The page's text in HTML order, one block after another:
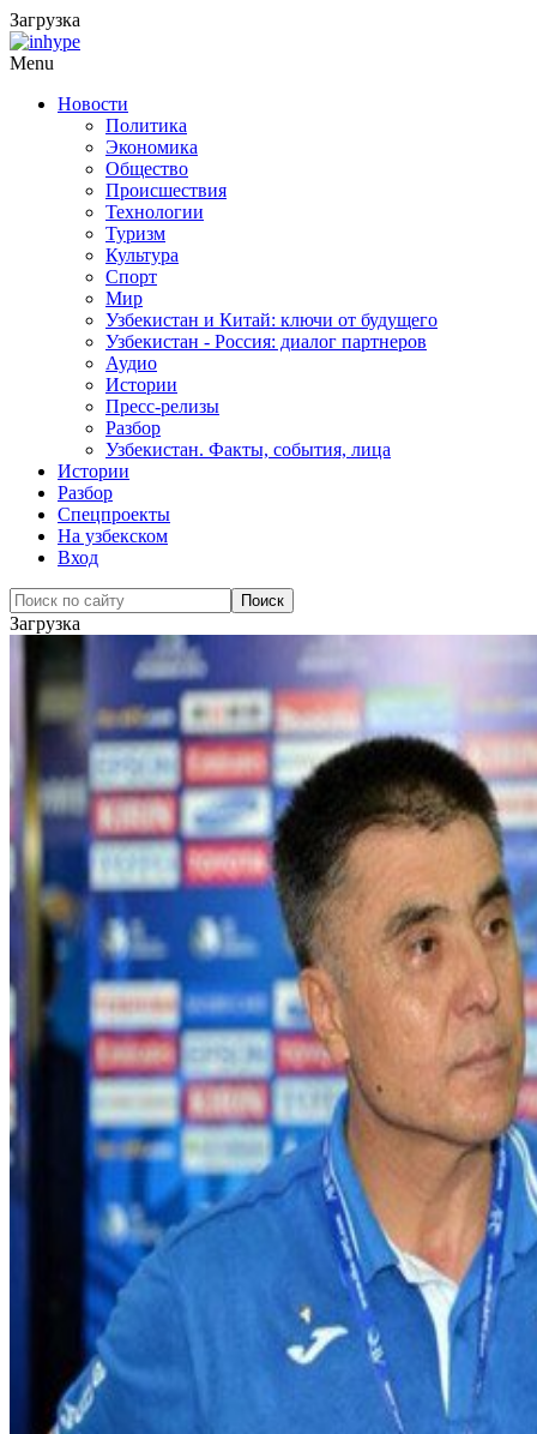
Загрузка
Menu
Новости
Политика
Экономика
Общество
Происшествия
Технологии
Туризм
Культура
Спорт
Мир
Узбекистан и Китай: ключи от будущего
Узбекистан - Россия: диалог партнеров
Аудио
Истории
Пресс-релизы
Разбор
Узбекистан. Факты, события, лица
Истории
Разбор
Спецпроекты
На узбекском
Вход
Загрузка